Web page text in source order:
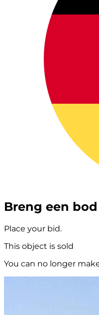
Breng een
Place your bid.
This object is sold
You can no longer